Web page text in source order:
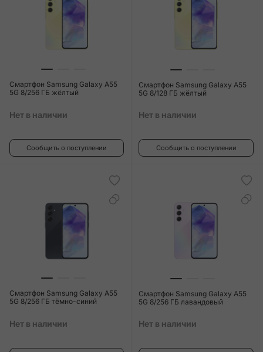
Смартфон Samsung Galaxy A55
5G 8/256 ГБ жёлтый
Нет в наличии
Сообщить о поступлении
Смартфон Samsung Galaxy A55
5G 8/128 ГБ жёлтый
Нет в наличии
Сообщить о поступлении
Смартфон Samsung Galaxy A55
5G 8/256 ГБ тёмно-синий
Нет в наличии
Смартфон Samsung Galaxy A55
5G 8/256 ГБ лавандовый
Нет в наличии